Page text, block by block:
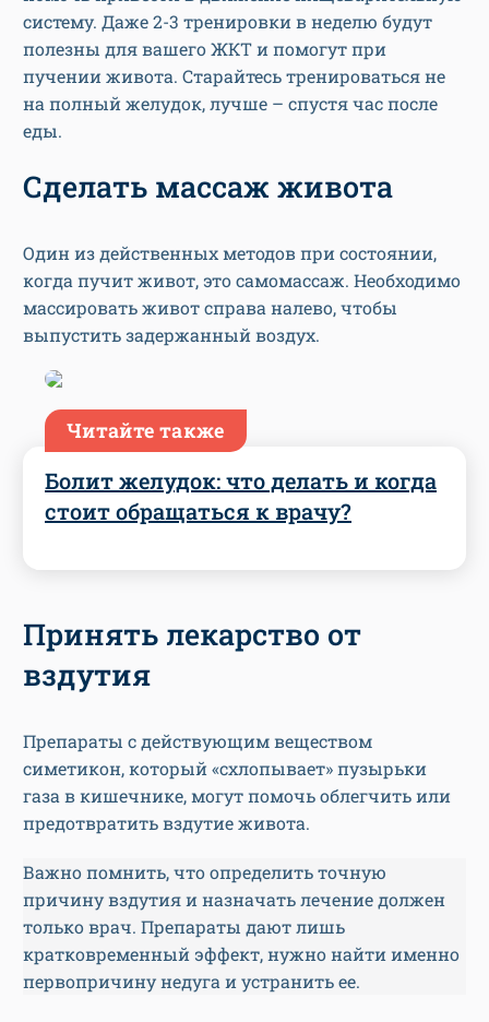
систему. Даже 2-3 тренировки в неделю будут
полезны для вашего ЖКТ и помогут при
пучении живота. Старайтесь тренироваться не
на полный желудок, лучше – спустя час после
еды.
Сделать массаж живота
Один из действенных методов при состоянии,
когда пучит живот, это самомассаж. Необходимо
массировать живот справа налево, чтобы
выпустить задержанный воздух.
Читайте также
Болит желудок: что делать и когда
стоит обращаться к врачу?
Принять лекарство от
вздутия
Препараты с действующим веществом
симетикон, который «схлопывает» пузырьки
газа в кишечнике, могут помочь облегчить или
предотвратить вздутие живота.
Важно помнить, что определить точную
причину вздутия и назначать лечение должен
только врач. Препараты дают лишь
кратковременный эффект, нужно найти именно
первопричину недуга и устранить ее.